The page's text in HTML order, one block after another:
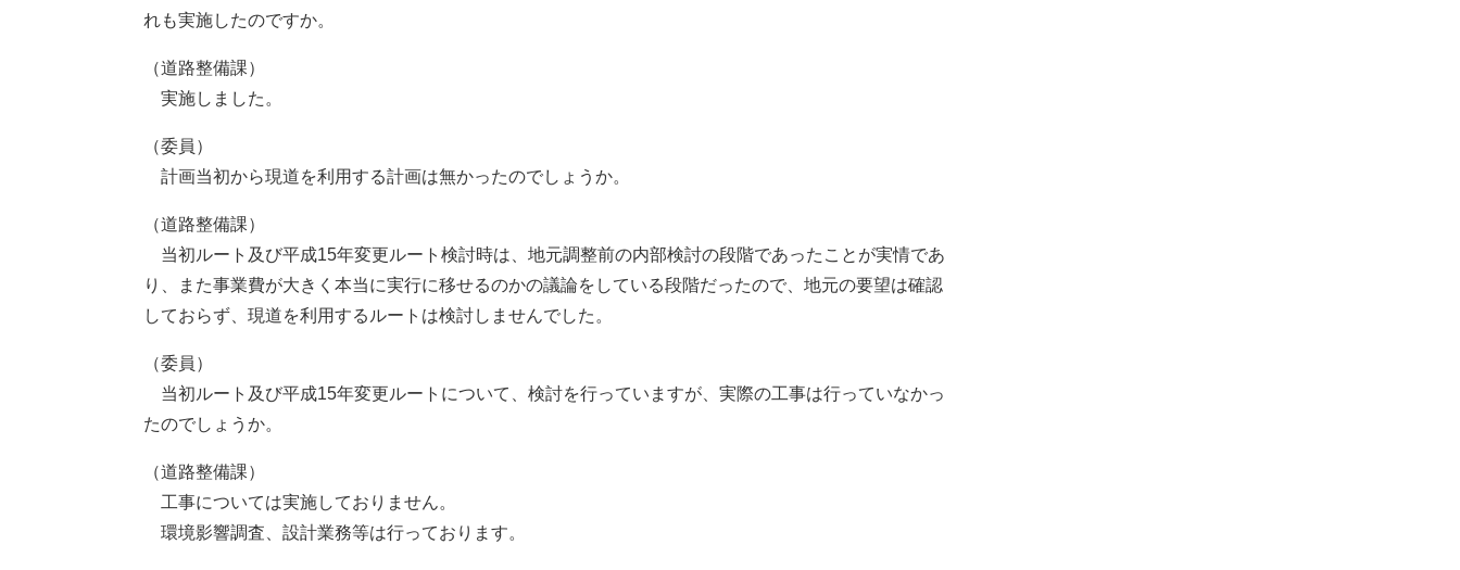
れも実施したのですか。
（道路整備課）
実施しました。
（委員）
計画当初から現道を利用する計画は無かったのでしょうか。
（道路整備課）
当初ルート及び平成15年変更ルート検討時は、地元調整前の内部検討の段階であったことが実情であ
り、また事業費が大きく本当に実行に移せるのかの議論をしている段階だったので、地元の要望は確認
しておらず、現道を利用するルートは検討しませんでした。
（委員）
当初ルート及び平成15年変更ルートについて、検討を行っていますが、実際の工事は行っていなかっ
たのでしょうか。
（道路整備課）
工事については実施しておりません。
環境影響調査、設計業務等は行っております。